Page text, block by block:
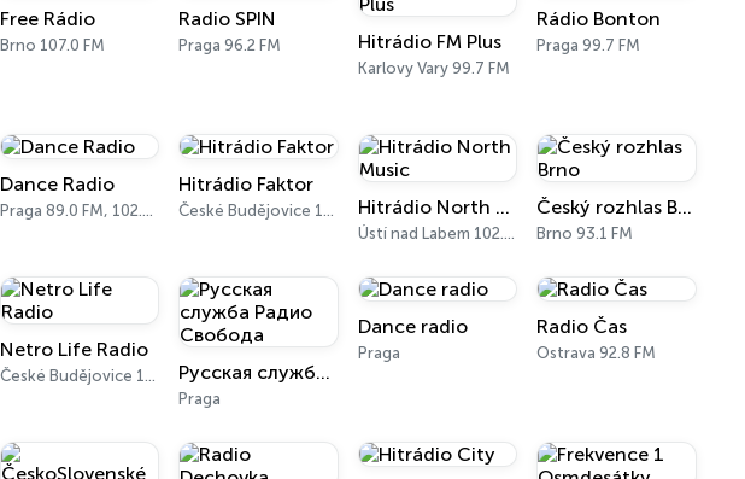
Free Rádio
Brno 107.0 FM
Radio SPIN
Praga 96.2 FM Hitrádio FM Plus
Karlovy Vary 99.7 FM
Rádio Bonton
Praga 99.7 FM
Dance Radio
Praga 89.0 FM, 102.9 FM
Hitrádio Faktor
České Budějovice 104.3 FM Hitrádio North Music
Ústí nad Labem 102.8 FM, 106.2 FM
Český rozhlas Brno
Brno 93.1 FM
Netro Life Radio
České Budějovice 100.8 FM Русская служба Радио Свобода
Praga
Dance radio
Praga
Radio Čas
Ostrava 92.8 FM